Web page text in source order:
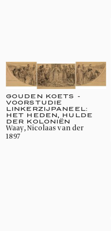
GOUDEN KOETS -
VOORSTUDIE
LINKERZIJPANEEL:
HET HEDEN, HULDE
DER KOLONIËN
Waay, Nicolaas van der
1897